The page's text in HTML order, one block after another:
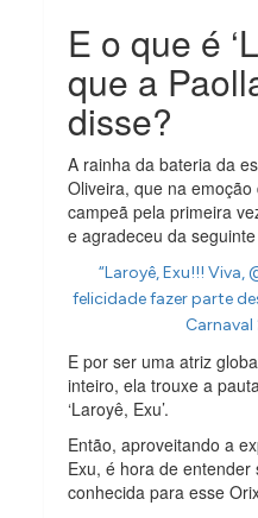
E o que é
que a
disse?
A rainha da bateria da
Oliveira, que na
campeã pela primeira
e agradeceu da
“Laroyê, Exu!!! Viva,
felicidade fazer parte
Carnaval
E por ser uma atriz
inteiro, ela trouxe a
‘Laroyê, Exu’.
Então, aproveitando a
Exu, é hora de
conhecida para esse